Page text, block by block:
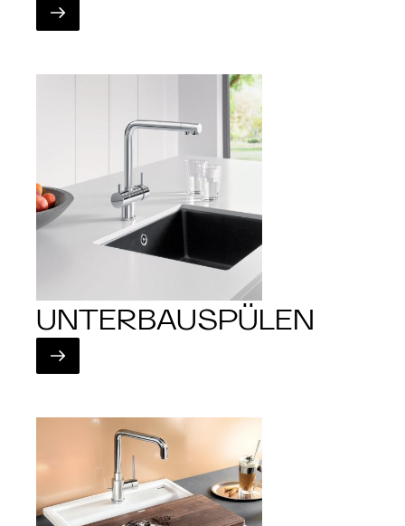
UNTERBAUSPÜLEN